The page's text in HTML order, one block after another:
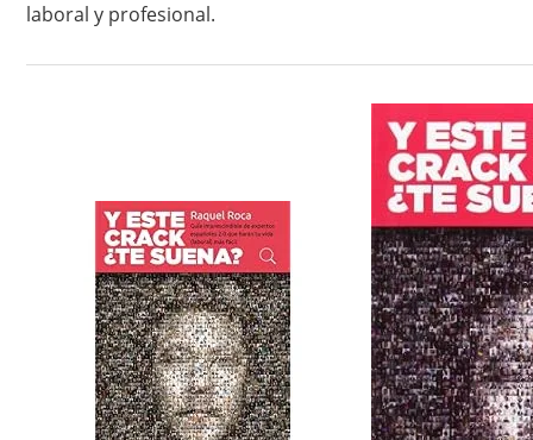
laboral y profesional.